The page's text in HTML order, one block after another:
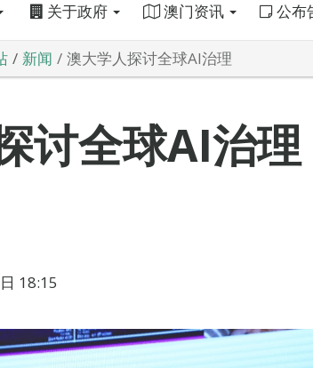
关于政府 澳门资讯 公布
新闻 澳大学人探讨全球AI治理
讨全球AI治理
18:15